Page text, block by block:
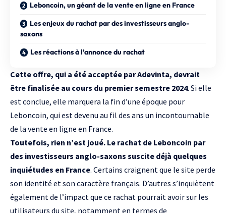
Leboncoin, un géant de la vente en ligne en France
Les enjeux du rachat par des investisseurs anglo-
saxons
Les réactions à l’annonce du rachat
Cette offre, qui a été acceptée par Adevinta, devrait
être finalisée au cours du premier semestre 2024. Si elle
est conclue, elle marquera la fin d’une époque pour
Leboncoin, qui est devenu au fil des ans un incontournable
de la vente en ligne en France.
Toutefois, rien n’est joué. Le rachat de Leboncoin par
des investisseurs anglo-saxons suscite déjà quelques
inquiétudes en France. Certains craignent que le site perde
son identité et son caractère français. D’autres s’inquiètent
également de l’impact que ce rachat pourrait avoir sur les
utilisateurs du site, notamment en termes de